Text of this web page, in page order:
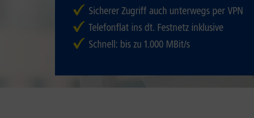
Sicherer Zugriff auch unterwegs per VPN
Telefonflat ins dt. Festnetz inklusive
Schnell: bis zu 1.000 MBit/s